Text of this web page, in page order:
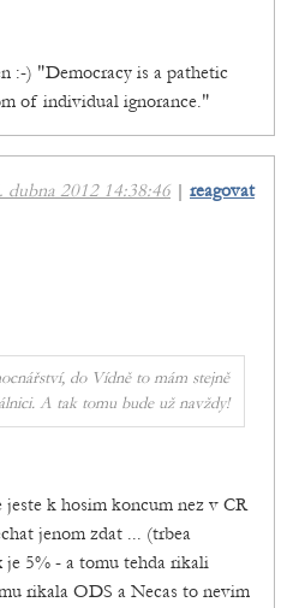
:-) "Democracy is a pathetic
of individual ignorance."
dubna 2012 14:38:46 | reagovat
do Vídně to mám stejně
A tak tomu bude už navždy!
k hosim koncum nez v CR
jenom zdat ... (trbea
je 5% - a tomu tehda rikali
rikala ODS a Necas to nevim